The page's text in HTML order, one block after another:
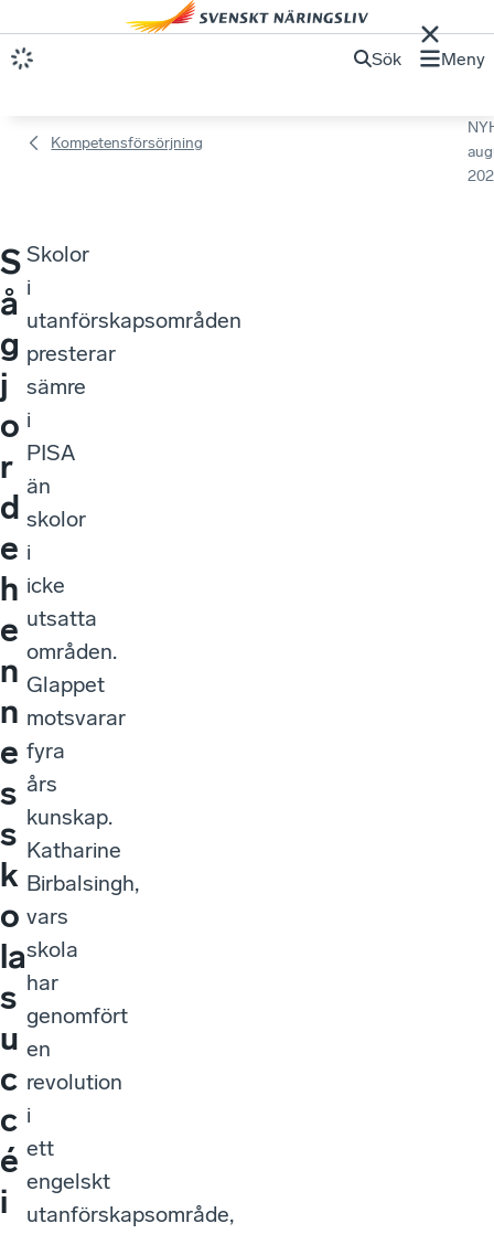
Sök Meny
Kompetensförsörjning
S
å
g
j
o
r
d
e
h
e
n
n
e
s
s
k
o
la
s
u
c
c
é
i
Skolor
i
utanförskapsområden
presterar
sämre
i
PISA
än
skolor
i
icke
utsatta
områden.
Glappet
motsvarar
fyra
års
kunskap.
Katharine
Birbalsingh,
vars
skola
har
genomfört
en
revolution
i
ett
engelskt
utanförskapsområde,